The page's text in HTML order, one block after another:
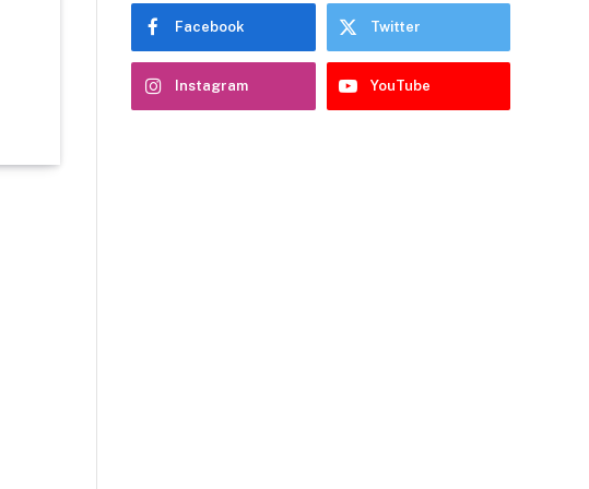
Facebook Twitter
Instagram YouTube